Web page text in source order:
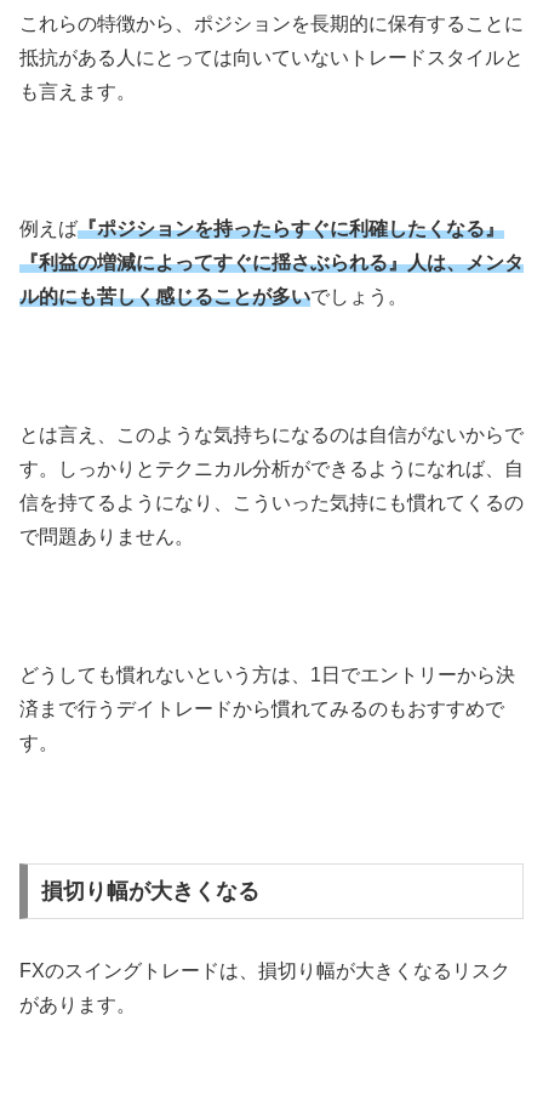
これらの特徴から、ポジションを長期的に保有することに
抵抗がある人にとっては向いていないトレードスタイルと
も言えます。
例えば『ポジションを持ったらすぐに利確したくなる』
『利益の増減によってすぐに揺さぶられる』人は、メンタ
ル的にも苦しく感じることが多いでしょう。
とは言え、このような気持ちになるのは自信がないからで
す。しっかりとテクニカル分析ができるようになれば、自
信を持てるようになり、こういった気持にも慣れてくるの
で問題ありません。
どうしても慣れないという方は、 1 日でエントリーから決
済まで行うデイトレードから慣れてみるのもおすすめで
す。
損切り幅が大きくなる
FXのスイングトレードは、損切り幅が大きくなるリスク
があります。